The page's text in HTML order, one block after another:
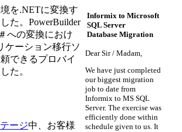
を.NETに変換す
た。PowerBuilder
への変換におけ
ケーション移行ソ
できるプロバイ
た。
ージ中、お客様
Informix to Microsoft
SQL Server
Database Migration
Dear Sir / Madam,
We have just completed
our biggest migration
job to date from
Informix to MS SQL
Server. The exercise was
efficiently done within
schedule given to us. It